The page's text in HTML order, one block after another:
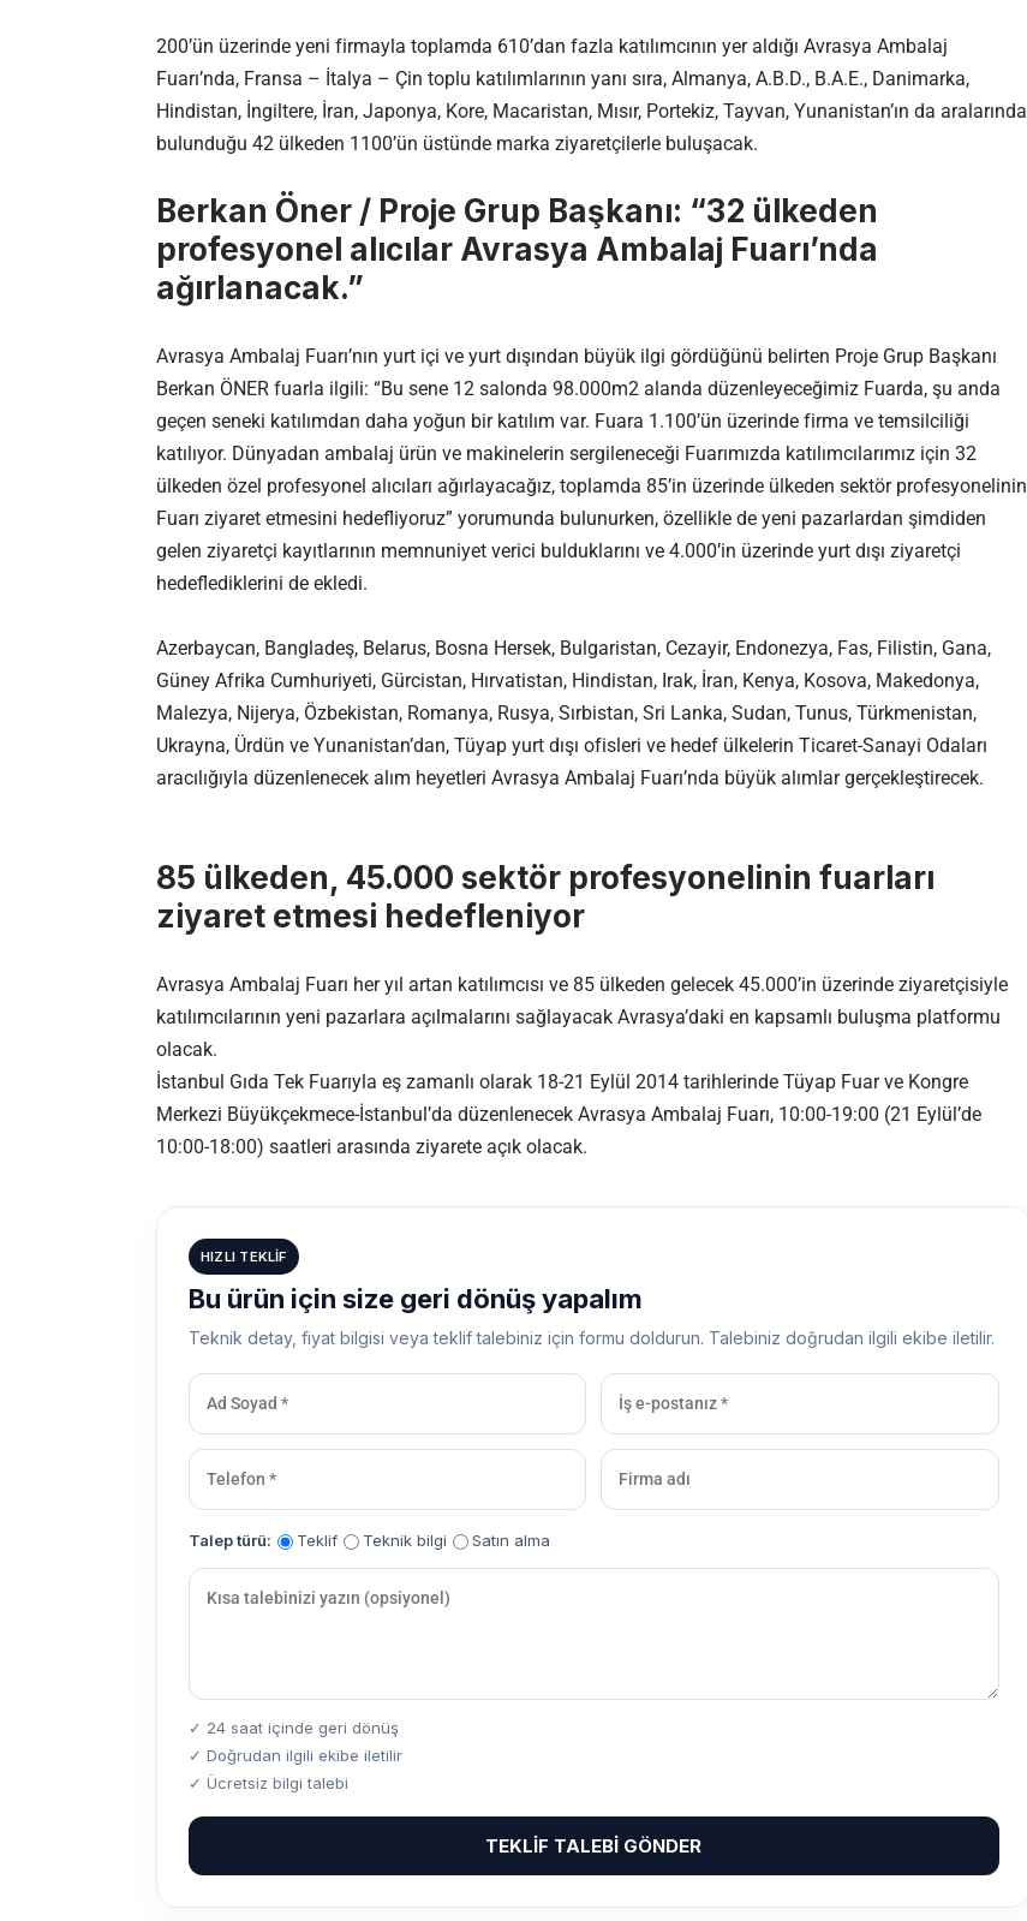
200’ün üzerinde yeni firmayla toplamda 610’dan fazla katılımcının yer aldığı Avrasya Ambalaj
Fuarı’nda, Fransa – İtalya – Çin toplu katılımlarının yanı sıra, Almanya, A.B.D., B.A.E., Danimarka,
Hindistan, İngiltere, İran, Japonya, Kore, Macaristan, Mısır, Portekiz, Tayvan, Yunanistan’ın da aralarında
bulunduğu 42 ülkeden 1100’ün üstünde marka ziyaretçilerle buluşacak.
Berkan Öner / Proje Grup Başkanı: “32 ülkeden
profesyonel alıcılar Avrasya Ambalaj Fuarı’nda
ağırlanacak.”
Avrasya Ambalaj Fuarı’nın yurt içi ve yurt dışından büyük ilgi gördüğünü belirten Proje Grup Başkanı
Berkan ÖNER fuarla ilgili: “Bu sene 12 salonda 98.000m2 alanda düzenleyeceğimiz Fuarda, şu anda
geçen seneki katılımdan daha yoğun bir katılım var. Fuara 1.100’ün üzerinde firma ve temsilciliği
katılıyor. Dünyadan ambalaj ürün ve makinelerin sergileneceği Fuarımızda katılımcılarımız için 32
ülkeden özel profesyonel alıcıları ağırlayacağız, toplamda 85’in üzerinde ülkeden sektör profesyonelinin
Fuarı ziyaret etmesini hedefliyoruz” yorumunda bulunurken, özellikle de yeni pazarlardan şimdiden
gelen ziyaretçi kayıtlarının memnuniyet verici bulduklarını ve 4.000’in üzerinde yurt dışı ziyaretçi
hedeflediklerini de ekledi.
Azerbaycan, Bangladeş, Belarus, Bosna Hersek, Bulgaristan, Cezayir, Endonezya, Fas, Filistin, Gana,
Güney Afrika Cumhuriyeti, Gürcistan, Hırvatistan, Hindistan, Irak, İran, Kenya, Kosova, Makedonya,
Malezya, Nijerya, Özbekistan, Romanya, Rusya, Sırbistan, Sri Lanka, Sudan, Tunus, Türkmenistan,
Ukrayna, Ürdün ve Yunanistan’dan, Tüyap yurt dışı ofisleri ve hedef ülkelerin Ticaret-Sanayi Odaları
aracılığıyla düzenlenecek alım heyetleri Avrasya Ambalaj Fuarı’nda büyük alımlar gerçekleştirecek.
85 ülkeden, 45.000 sektör profesyonelinin fuarları
ziyaret etmesi hedefleniyor
Avrasya Ambalaj Fuarı her yıl artan katılımcısı ve 85 ülkeden gelecek 45.000’in üzerinde ziyaretçisiyle
katılımcılarının yeni pazarlara açılmalarını sağlayacak Avrasya’daki en kapsamlı buluşma platformu
olacak.
İstanbul Gıda Tek Fuarıyla eş zamanlı olarak 18-21 Eylül 2014 tarihlerinde Tüyap Fuar ve Kongre
Merkezi Büyükçekmece-İstanbul’da düzenlenecek Avrasya Ambalaj Fuarı, 10:00-19:00 (21 Eylül’de
10:00-18:00) saatleri arasında ziyarete açık olacak.
HIZLI TEKLIF
Bu ürün için size geri dönüş yapalım
Teknik detay, fiyat bilgisi veya teklif talebiniz için formu doldurun. Talebiniz doğrudan ilgili ekibe iletilir.
Talep türü: Teklif Teknik bilgi Satın alma
✓ 24 saat içinde geri dönüş
✓ Doğrudan ilgili ekibe iletilir
✓ Ücretsiz bilgi talebi
TEKLIF TALEBI GÖNDER